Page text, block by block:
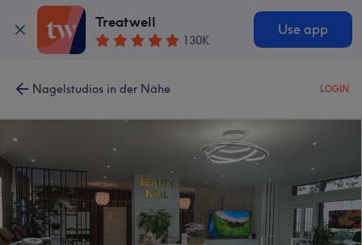
Treatwell
130K
Use app
Nagelstudios in der Nähe LOGIN